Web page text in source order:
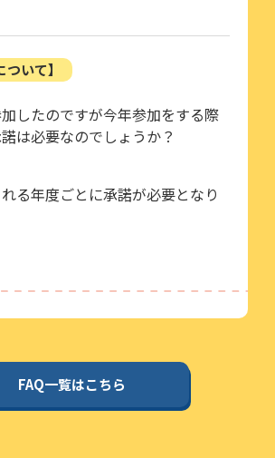
ついて】
したのですが今年参加をする際
は必要なのでしょうか？
る年度ごとに承諾が必要となり
FAQ一覧はこちら